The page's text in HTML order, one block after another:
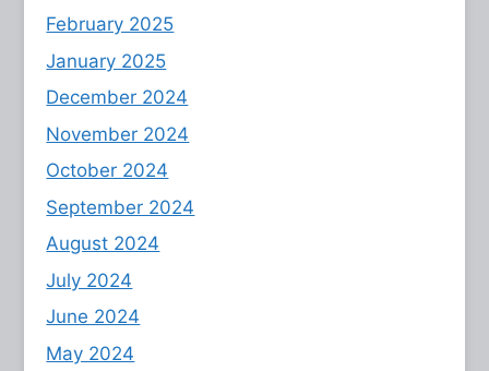
February 2025
January 2025
December 2024
November 2024
October 2024
September 2024
August 2024
July 2024
June 2024
May 2024